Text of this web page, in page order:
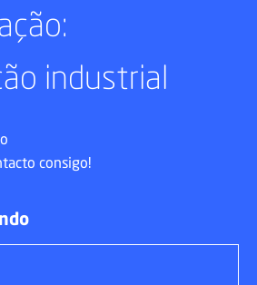
industrial
consigo!